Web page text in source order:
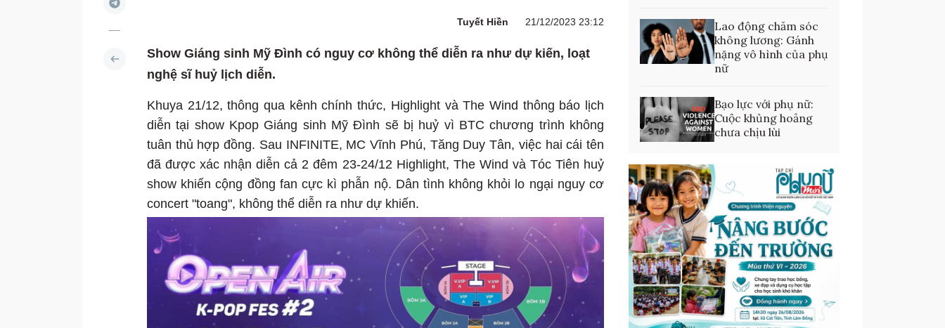
Tuyết Hiền 21/12/2023 23:12
Show Giáng sinh Mỹ Đình có nguy cơ không thể diễn ra như dự kiến, loạt
nghệ sĩ huỷ lịch diễn.
Khuya 21/12, thông qua kênh chính thức, Highlight và The Wind thông báo lịch
diễn tại show Kpop Giáng sinh Mỹ Đình sẽ bị huỷ vì BTC chương trình không
tuân thủ hợp đồng. Sau INFINITE, MC Vĩnh Phú, Tăng Duy Tân, việc hai cái tên
đã được xác nhận diễn cả 2 đêm 23-24/12 Highlight, The Wind và Tóc Tiên huỷ
show khiến cộng đồng fan cực kì phẫn nộ. Dân tình không khỏi lo ngại nguy cơ
concert "toang", không thể diễn ra như dự khiến.
Lao động chăm sóc
không lương: Gánh
nặng vô hình của phụ
nữ
Bạo lực với phụ nữ:
Cuộc khủng hoảng
chưa chịu lùi